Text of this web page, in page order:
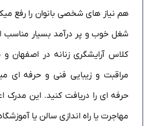
هم نیاز های شخصی بانوان را رفع
شغل خوب و پر درآمد بسیار مناسب
کلاس آرایشگری زنانه در اصفهان
مراقبت و زیبایی فنی و حرفه ای
حرفه ای را دریافت کنید. این مدرک
مهاجرت یا راه اندازی سالن یا